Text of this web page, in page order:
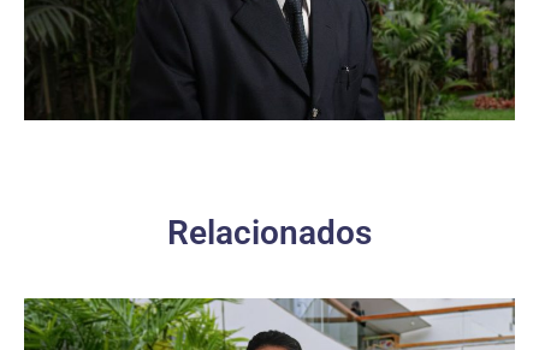
Relacionados